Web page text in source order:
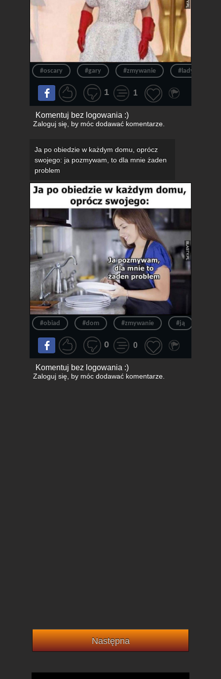
#oscary #gary #zmywanie #lady gaga
1 1
Komentuj bez logowania :)
Zaloguj się, by móc dodawać komentarze.
Ja po obiedzie w każdym domu, oprócz
swojego: ja pozmywam, to dla mnie żaden
problem
#obiad #dom #zmywanie #ją
0 0
Komentuj bez logowania :)
Zaloguj się, by móc dodawać komentarze.
Następna